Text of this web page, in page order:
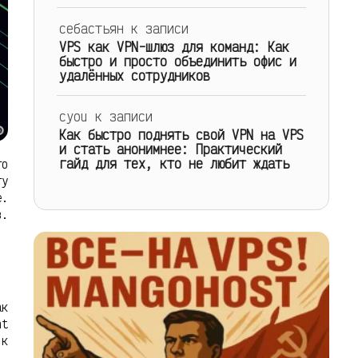
себастьян к записи
VPS как VPN-шлюз для команд: Как
быстро и просто объединить офис и
удалённых сотрудников
cyou к записи
Как быстро поднять свой VPN на VPS
и стать анонимнее: Практический
гайд для тех, кто не любит ждать